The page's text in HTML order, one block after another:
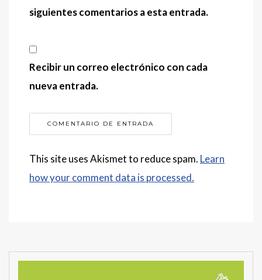
siguientes comentarios a esta entrada.
Recibir un correo electrónico con cada
nueva entrada.
This site uses Akismet to reduce spam. Learn
how your comment data is processed.